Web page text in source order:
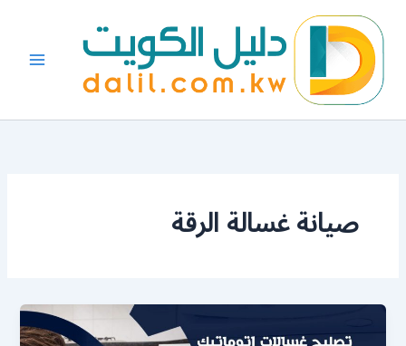
المحتوى
صيانة غسالة الرقة